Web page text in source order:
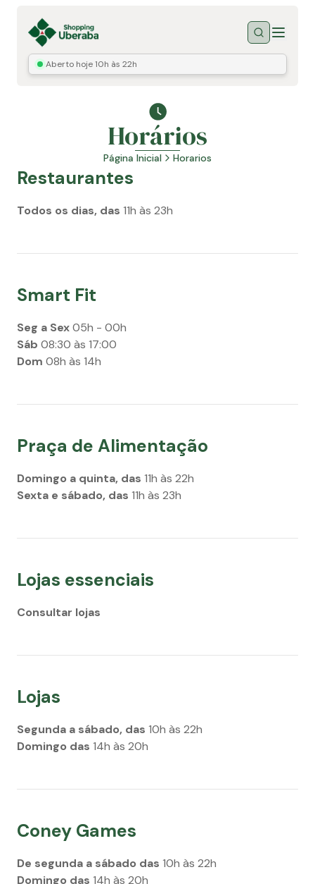
BuscarMenu
Aberto hoje10h às 22h
Horários
Página Inicial Horarios
Restaurantes
Todos os dias, das 11h às 23h
Smart Fit
Seg a Sex05h - 00h
Sáb 08:30 às 17:00
Dom 08h às 14h
Praça de Alimentação
Domingo a quinta, das 11h às 22h
Sexta e sábado, das 11h às 23h
Lojas essenciais
Consultar lojas
Lojas
Segunda a sábado, das 10h às 22h
Domingo das 14h às 20h
Coney Games
De segunda a sábado das 10h às 22h
Domingo das 14h às 20h